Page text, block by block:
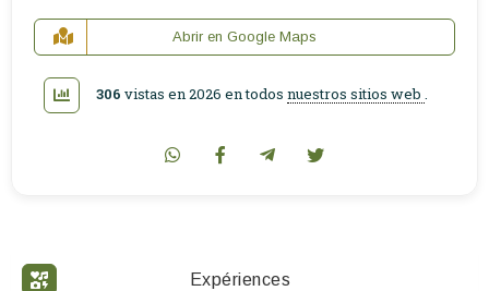
Expériences
Abrir en Google Maps
306 vistas en 2026 en todos nuestros sitios web